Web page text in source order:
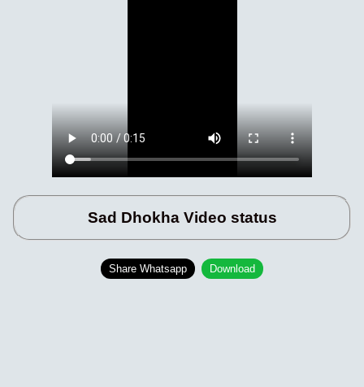
Sad Dhokha Video status
Share Whatsapp Download